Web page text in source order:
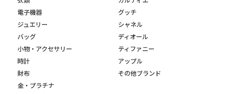
電子機器
ジュエリー
バッグ
小物・アクセサリー
時計
財布
金・プラチナ
グッチ
シャネル
ディオール
ティファニー
アップル
その他ブランド